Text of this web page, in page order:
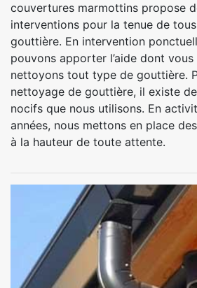
couvertures marmottins propose
interventions pour la tenue de
gouttière. En intervention
pouvons apporter l’aide dont
nettoyons tout type de gouttière.
nettoyage de gouttière, il existe
nocifs que nous utilisons. En
années, nous mettons en place
à la hauteur de toute attente.